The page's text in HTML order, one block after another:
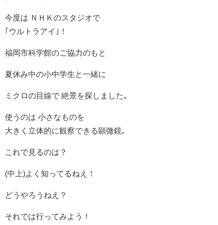
今度は ＮＨＫのスタジオで
｢ウルトラアイ｣！
福岡市科学館のご協力のもと
夏休み中の小中学生と一緒に
ミクロの目線で 絶景を探しました｡
使うのは 小さなものを
大きく立体的に観察できる顕微鏡｡
これで見るのは？
(中上)よく知ってるねえ！
どうやろうねえ？
それでは行ってみよう！